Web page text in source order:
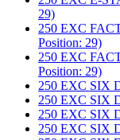
29)
250 EXC
Position: 29)
250 EXC
Position: 29)
250 EXC SIX
250 EXC SIX
250 EXC SIX
250 EXC SIX